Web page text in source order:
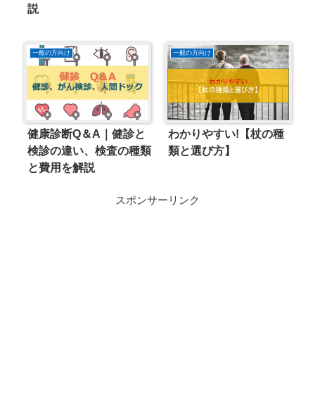
説
一般の方向け
健康診断Q＆A｜健診と
検診の違い、検査の種類
と費用を解説
一般の方向け
わかりやすい!【杖の種
類と選び方】
スポンサーリンク